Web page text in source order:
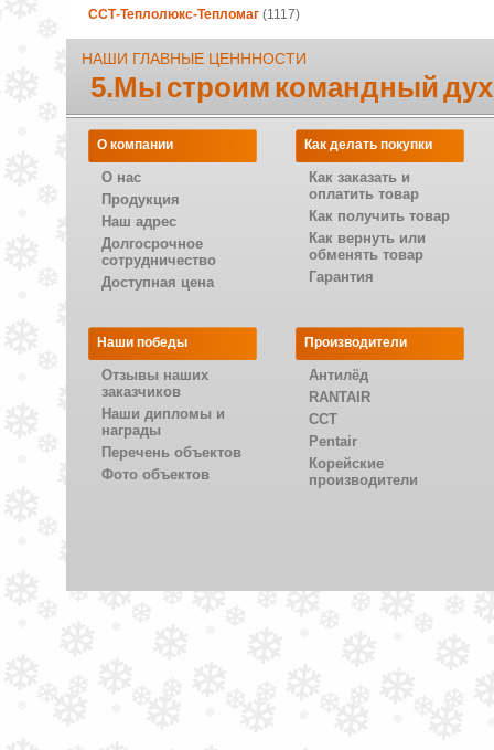
ССТ-Теплолюкс-Тепломаг(1117)
НАШИ ГЛАВНЫЕ ЦЕНННОСТИ
5.Мы строим командный
О компании
О нас
Продукция
Наш адрес
Долгосрочное
сотрудничество
Доступная цена
Как делать покупки
Как заказать и
оплатить товар
Как получить товар
Как вернуть или
обменять товар
Гарантия
Наши победы
Отзывы наших
заказчиков
Наши дипломы и
награды
Перечень объектов
Фото объектов
Производители
Антилёд
RANTAIR
CCT
Pentair
Корейские
производители